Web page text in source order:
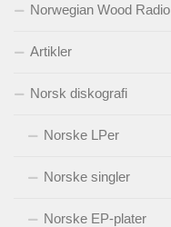
Norwegian Wood Radio
Artikler
Norsk diskografi
Norske LPer
Norske singler
Norske EP-plater